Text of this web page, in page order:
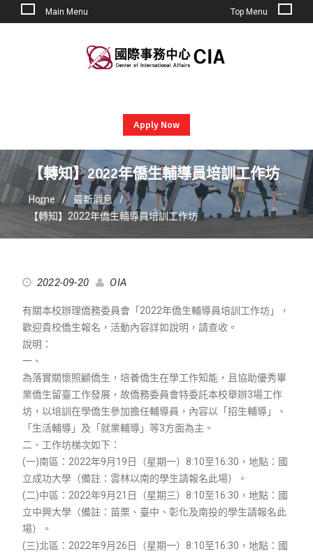
Main Menu Top Menu
Apply Now
【轉知】2022年僑生輔導員培訓工作坊
Home
最新消息
【轉知】2022年僑生輔導員培訓工作坊
2022-09-20 OIA
有關本校辦理僑務委員會「2022年僑生輔導員培訓工作坊」，
歡迎貴校僑生報名，活動內容詳如說明，請查收。
說明：
一、
為落實關懷照顧僑生，培養僑生在學工作知能，且協助優秀畢
業僑生留臺工作發展，故僑務委員會特委託本校舉辦3場工作
坊，以培訓在學僑生參加擔任輔導員，內容以「招生輔導」、
「生活輔導」及「就業輔導」等3方面為主。
二、工作坊梯次如下：
(一)南區：2022年9月19日（星期一）8:10至16:30，地點：國
立成功大學（備註：雲林以南的學生請報名此場）。
(二)中區：2022年9月21日（星期三）8:10至16:30，地點：國
立中興大學（備註：苗栗、臺中、彰化及南投的學生請報名此
場）。
(三)北區：2022年9月26日（星期一）8:10至16:30，地點：國